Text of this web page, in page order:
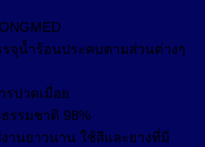
98 บาท
through
105 บาท
จุน้ำร้อนประคบตามส่วนต่างๆ
รปวดเมื่อย
รรมชาติ 98%
านยาวนาน ใช้สีและยางที่มี